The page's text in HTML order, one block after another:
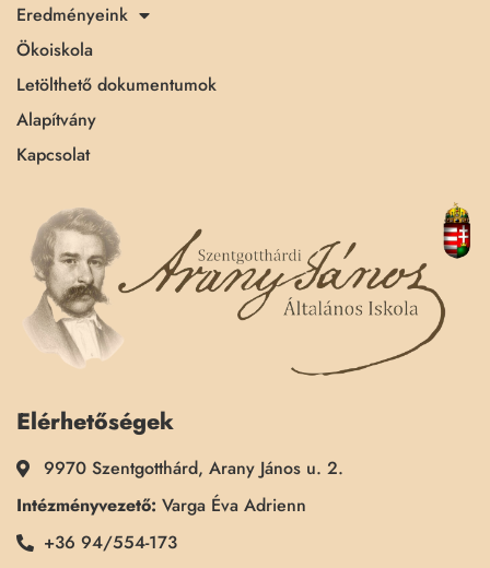
Eredményeink
Ökoiskola
Letölthető dokumentumok
Alapítvány
Kapcsolat
Elérhetőségek
9970 Szentgotthárd, Arany János u. 2.
Intézményvezető: Varga Éva Adrienn
+36 94/554-173